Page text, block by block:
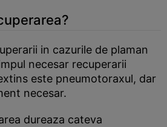
in cazurile de plaman
necesar recuperarii
este pneumotoraxul, dar
necesar.
dureaza cateva